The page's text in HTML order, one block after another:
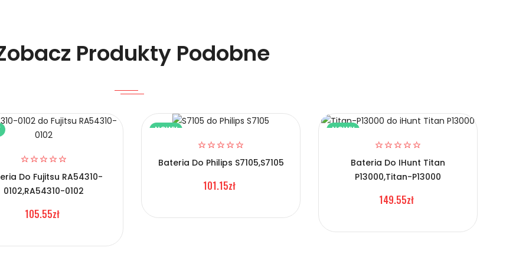
TCL EB-BT705FBT
TCL EB-BT705FBT?
Produkty Podobne
Do Fujitsu RA54310-
0102,RA54310-0102
105.55zł
NOWY
Bateria Do Philips S7105,S7105
101.15zł
NOWY
Bateria Do IHunt Titan
P13000,Titan-P13000
149.55zł